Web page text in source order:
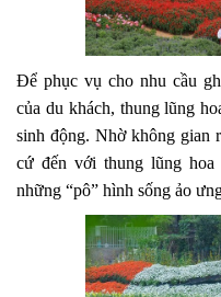
Để phục vụ cho nhu cầu
của du khách, thung lũng
sinh động. Nhờ không gian
cứ đến với thung lũng
những “pô” hình sống ảo